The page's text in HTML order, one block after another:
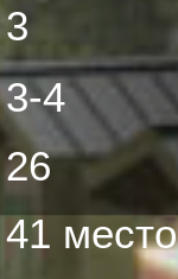
3
3-4
41 место
26